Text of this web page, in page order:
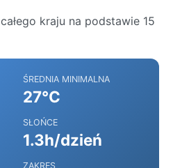
kraju na podstawie 15
ŚREDNIA MINIMALNA
27°C
SŁOŃCE
1.3h/dzień
ZAKRES